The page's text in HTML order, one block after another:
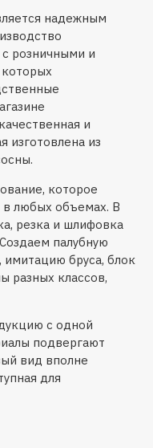
надежным
розничными и
и
изготовлена из
которое
в любых объемах. В
резка и шлифовка
палубную
имитацию бруса, блок
разных классов,
с одной
подвергают
вид вполне
для